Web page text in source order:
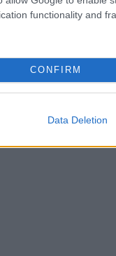
functionality and
CONFIRM
Data Deletion